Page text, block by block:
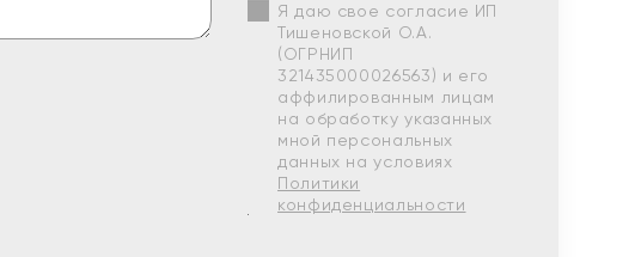
Я даю свое согласие ИП
Тишеновской О.А.
(ОГРНИП
321435000026563) и его
аффилированным лицам
на обработку указанных
мной персональных
данных на условиях
Политики
конфиденциальности